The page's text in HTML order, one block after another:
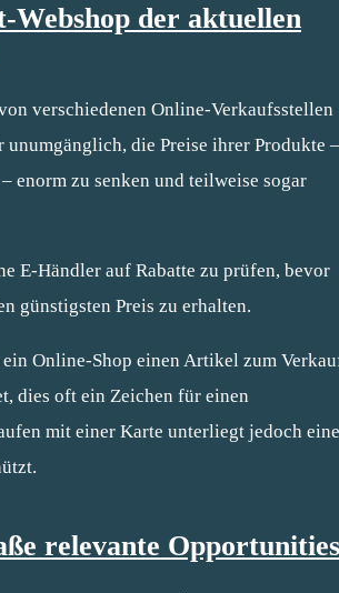
Webshop der aktuellen
verschiedenen Online-Verkaufsstellen
die Preise ihrer Produkte –
enorm zu senken und teilweise sogar
E-Händler auf Rabatte zu prüfen, bevor
günstigsten Preis zu erhalten.
ein Online-Shop einen Artikel zum
dies oft ein Zeichen für einen
mit einer Karte unterliegt jedoch
relevante Opportunities